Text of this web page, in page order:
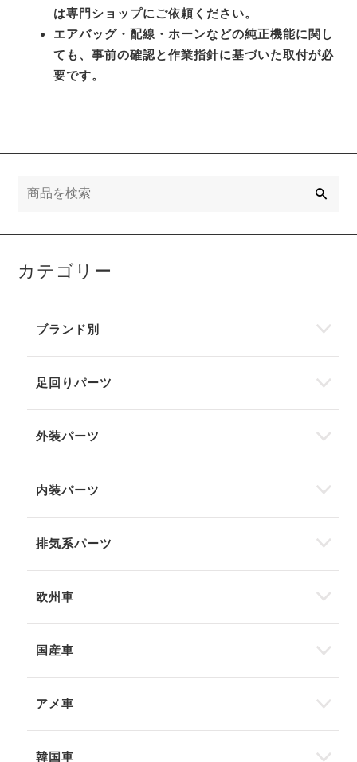
は専門ショップにご依頼ください。
エアバッグ・配線・ホーンなどの純正機能に関し
ても、事前の確認と作業指針に基づいた取付が必
要です。
カテゴリー
ブランド別
足回りパーツ
外装パーツ
内装パーツ
排気系パーツ
欧州車
国産車
アメ車
韓国車